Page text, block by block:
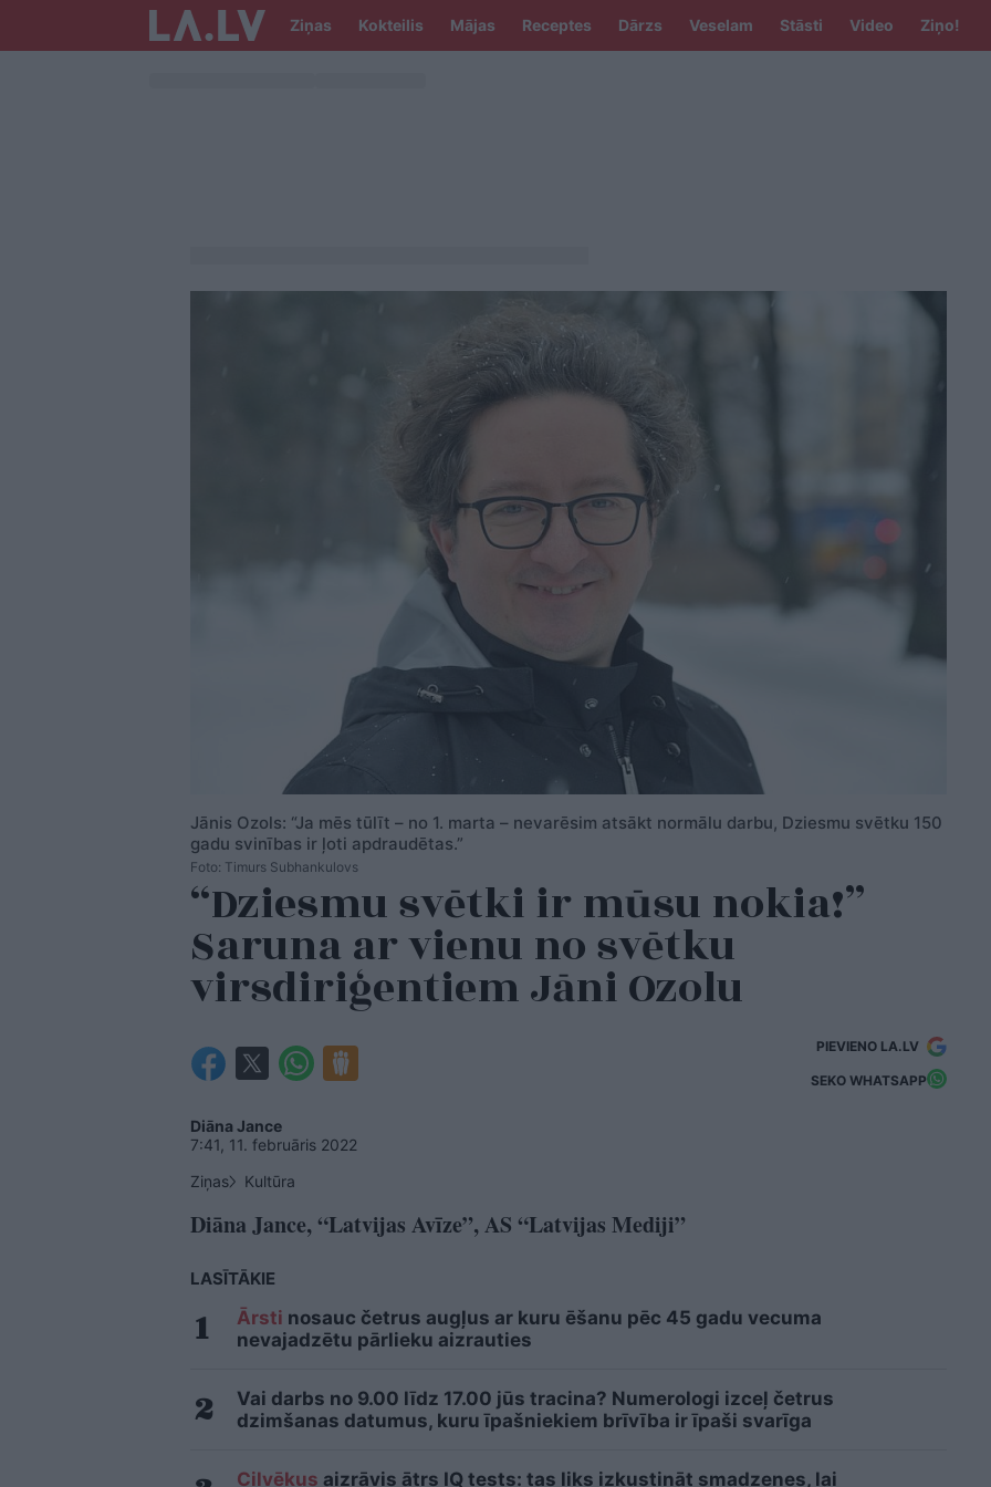
Ziņas Kokteilis Mājas Receptes Dārzs Veselam Stāsti Video Ziņo!
Jānis Ozols: “Ja mēs tūlīt – no 1. marta – nevarēsim atsākt normālu darbu, Dziesmu svētku 150
gadu svinības ir ļoti apdraudētas.”
Foto: Timurs Subhankulovs
“Dziesmu svētki ir mūsu nokia!”
Saruna ar vienu no svētku
virsdiriģentiem Jāni Ozolu
PIEVIENO LA.LV
SEKO WHATSAPP
Diāna Jance
7:41, 11. februāris 2022
Ziņas
Kultūra
Diāna Jance, “Latvijas Avīze”, AS “Latvijas Mediji”
LASĪTĀKIE
Ārsti nosauc četrus augļus ar kuru ēšanu pēc 45 gadu vecuma
nevajadzētu pārlieku aizrauties
Vai darbs no 9.00 līdz 17.00 jūs tracina? Numerologi izceļ četrus
dzimšanas datumus, kuru īpašniekiem brīvība ir īpaši svarīga
Cilvēkus aizrāvis ātrs IQ tests: tas liks izkustināt smadzenes, lai